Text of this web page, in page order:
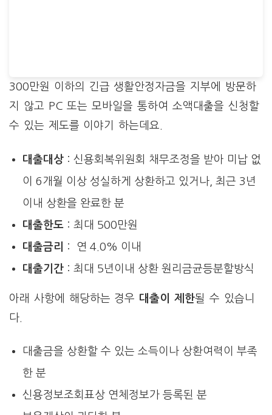
300만원 이하의 긴급 생활안정자금을 지부에 방문하
지 않고 PC 또는 모바일을 통하여 소액대출을 신청할
수 있는 제도를 이야기 하는데요.
대출대상: 신용회복위원회 채무조정을 받아 미납 없
이 6개월 이상 성실하게 상환하고 있거나, 최근 3년
이내 상환을 완료한 분
대출한도: 최대 500만원
대출금리
: 연 4.0% 이내
대출기간: 최대 5년이내 상환 원리금균등분할방식
아래 사항에 해당하는 경우 대출이 제한될 수 있습니
다.
대출금을 상환할 수 있는 소득이나 상환여력이 부족
한 분
신용정보조회표상 연체정보가 등록된 분